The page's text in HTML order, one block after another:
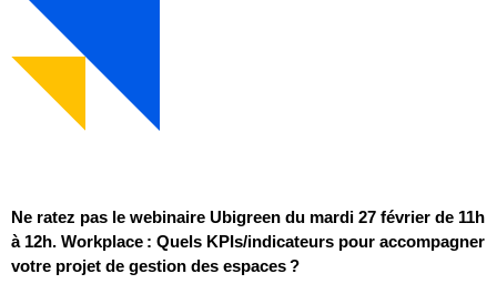
Ne ratez pas le webinaire Ubigreen du mardi 27 février de 11h
à 12h. Workplace : Quels KPIs/indicateurs pour accompagner
votre projet de gestion des espaces ?